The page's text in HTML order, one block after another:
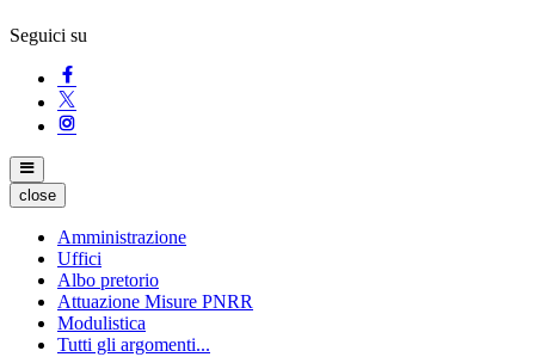
Seguici su
close
Amministrazione
Uffici
Albo pretorio
Attuazione Misure PNRR
Modulistica
Tutti gli argomenti...